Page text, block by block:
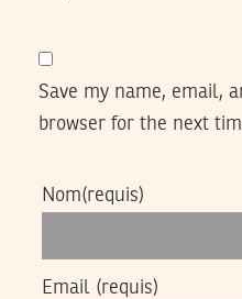
Save my name, email,
browser for the next
Nom(requis)
Email (requis)